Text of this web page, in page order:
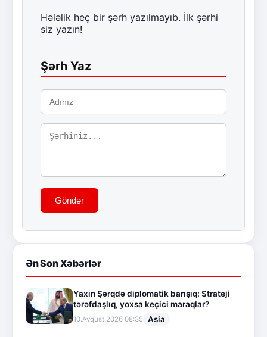
Hələlik heç bir şərh yazılmayıb. İlk şərhi
siz yazın!
Şərh Yaz
Göndər
Ən Son Xəbərlər
Yaxın Şərqdə diplomatik barışıq: Strateji
tərəfdaşlıq, yoxsa keçici maraqlar?
10.Avqust.2026 08:35 Asia